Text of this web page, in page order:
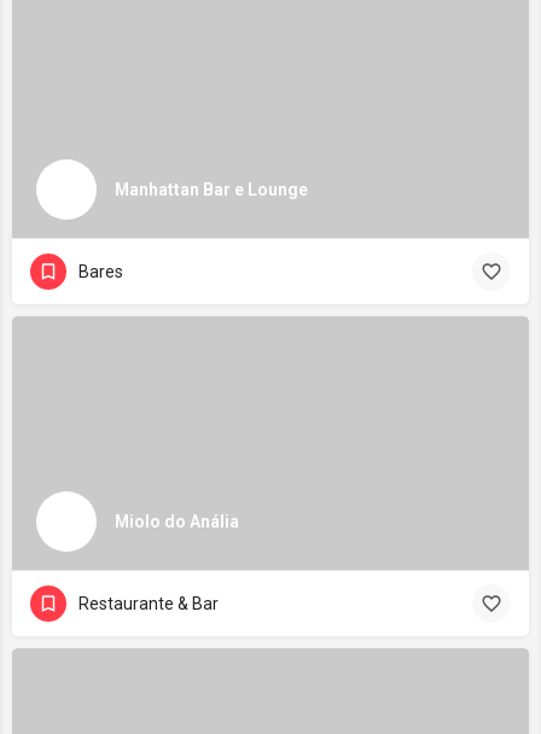
Manhattan Bar e Lounge
Bares
Miolo do Anália
Restaurante & Bar